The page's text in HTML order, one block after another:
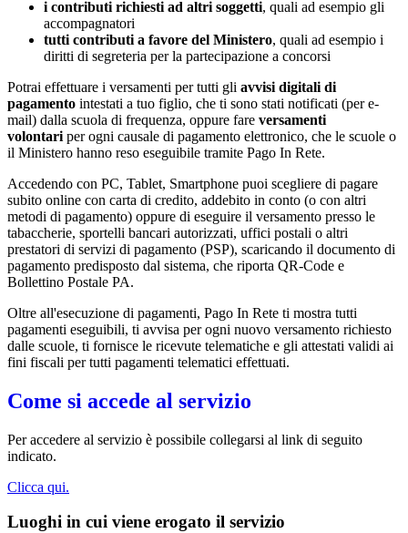
i contributi richiesti ad altri soggetti, quali ad esempio gli
accompagnatori
tutti contributi a favore del Ministero, quali ad esempio i
diritti di segreteria per la partecipazione a concorsi
Potrai effettuare i versamenti per tutti gli avvisi digitali di
pagamento intestati a tuo figlio, che ti sono stati notificati (per e-
mail) dalla scuola di frequenza, oppure fare versamenti
volontari per ogni causale di pagamento elettronico, che le scuole o
il Ministero hanno reso eseguibile tramite Pago In Rete.
Accedendo con PC, Tablet, Smartphone puoi scegliere di pagare
subito online con carta di credito, addebito in conto (o con altri
metodi di pagamento) oppure di eseguire il versamento presso le
tabaccherie, sportelli bancari autorizzati, uffici postali o altri
prestatori di servizi di pagamento (PSP), scaricando il documento di
pagamento predisposto dal sistema, che riporta QR-Code e
Bollettino Postale PA.
Oltre all'esecuzione di pagamenti, Pago In Rete ti mostra tutti
pagamenti eseguibili, ti avvisa per ogni nuovo versamento richiesto
dalle scuole, ti fornisce le ricevute telematiche e gli attestati validi ai
fini fiscali per tutti pagamenti telematici effettuati.
Come si accede al servizio
Per accedere al servizio è possibile collegarsi al link di seguito
indicato.
Clicca qui.
Luoghi in cui viene erogato il servizio